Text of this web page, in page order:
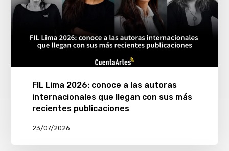
FIL Lima 2026: conoce a las autoras
internacionales que llegan con sus más
recientes publicaciones
23/07/2026